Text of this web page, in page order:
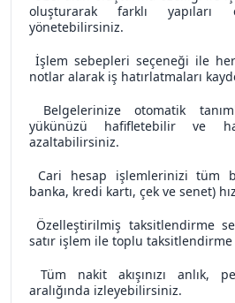
oluşturarak farklı
yönetebilirsiniz.
İşlem sebepleri seçeneği ile
notlar alarak iş hatırlatmaları
Belgelerinize otomatik
yükünüzü hafifletebilir ve
azaltabilirsiniz.
Cari hesap işlemlerinizi tüm
banka, kredi kartı, çek ve senet)
Özelleştirilmiş taksitlendirme
satır işlem ile toplu
Tüm nakit akışınızı anlık,
aralığında izleyebilirsiniz.